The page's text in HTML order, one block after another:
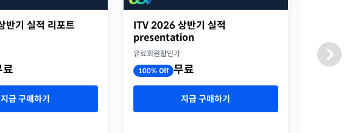
반기 실적 리포트
료
지금 구매하기
ITV 2026 상반기 실적
presentation
유료회원할인가
100% Off 무료
지금 구매하기
유료회원